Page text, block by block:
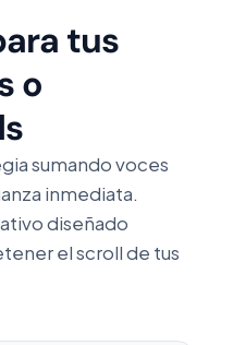
tus
o
sumando voces
inmediata.
diseñado
el scroll de tus